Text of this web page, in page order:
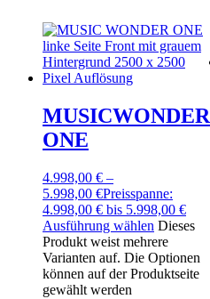
MUSICWONDER
ONE
4.998,00 € –
5.998,00 €Preisspanne:
4.998,00 € bis 5.998,00 €
Ausführung wählen Dieses
Produkt weist mehrere
Varianten auf. Die Optionen
können auf der Produktseite
gewählt werden